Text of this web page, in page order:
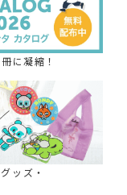
に凝縮！
ッズ・